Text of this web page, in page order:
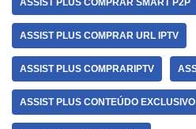
ASSIST PLUS COMPRAR SMART P2P
ASSIST PLUS COMPRAR URL IPTV
ASSIST PLUS COMPRARIPTV
ASSIST PLUS CONTEÚDO EXCLUSIVO